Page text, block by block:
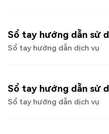
Sổ tay hướng dẫn sử
Sổ tay hướng dẫn dịch vụ
Sổ tay hướng dẫn sử
Sổ tay hướng dẫn dịch vụ